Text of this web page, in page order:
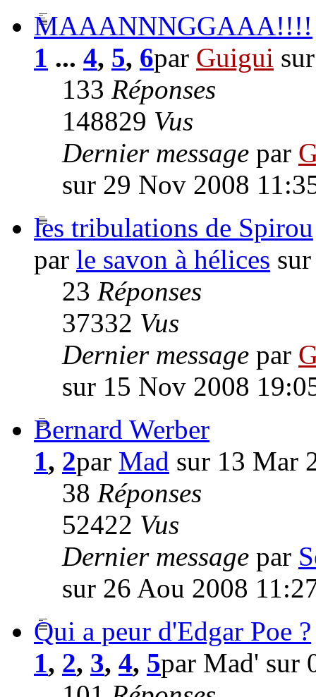
MAAANNNGGAAA!!!!
1 ... 4, 5, 6par Guigui
133 Réponses
148829 Vus
Dernier message par
sur 29 Nov 2008
les tribulations de Spirou
par le savon à hélices
23 Réponses
37332 Vus
Dernier message par
sur 15 Nov 2008
Bernard Werber
1, 2par Mad sur 13 Mar
38 Réponses
52422 Vus
Dernier message par
sur 26 Aou 2008
Qui a peur d'Edgar Poe ?
1, 2, 3, 4, 5par Mad' sur